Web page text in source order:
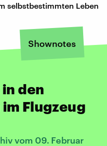
selbstbestimmten Leben
Shownotes
den
Flugzeug
vom 09. Februar